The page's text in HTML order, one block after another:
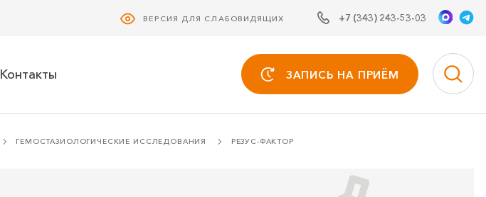
ВЕРСИЯ ДЛЯ СЛАБОВИДЯЩИХ +7 (343) 243-53-03
Контакты ЗАПИСЬ НА ПРИЁМ
ГЕМОСТАЗИОЛОГИЧЕСКИЕ ИССЛЕДОВАНИЯ РЕЗУС-ФАКТОР